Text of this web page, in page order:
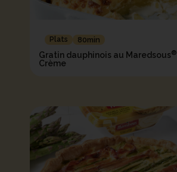
Plats 80min
Gratin dauphinois au Maredsous®
Crème